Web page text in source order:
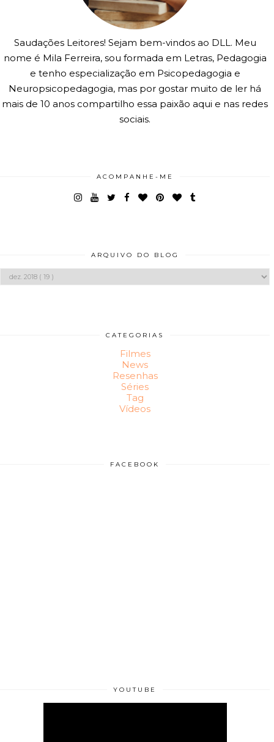
Saudações Leitores! Sejam bem-vindos ao DLL. Meu
nome é Mila Ferreira, sou formada em Letras, Pedagogia
e tenho especialização em Psicopedagogia e
Neuropsicopedagogia, mas por gostar muito de ler há
mais de 10 anos compartilho essa paixão aqui e nas redes
sociais.
ACOMPANHE-ME
ARQUIVO DO BLOG
CATEGORIAS
Filmes
News
Resenhas
Séries
Tag
Vídeos
FACEBOOK
YOUTUBE